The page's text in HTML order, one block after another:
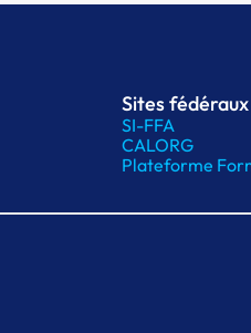
Sites fédéraux
SI-FFA
CALORG
Plateforme